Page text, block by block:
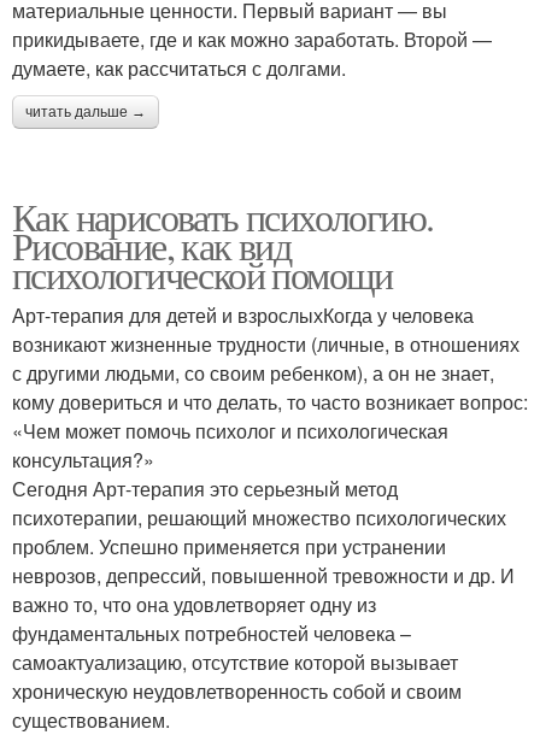
материальные ценности. Первый вариант — вы
прикидываете, где и как можно заработать. Второй —
думаете, как рассчитаться с долгами.
читать дальше →
Как нарисовать психологию.
Рисование, как вид
психологической помощи
Арт-терапия для детей и взрослыхКогда у человека
возникают жизненные трудности (личные, в отношениях
с другими людьми, со своим ребенком), а он не знает,
кому довериться и что делать, то часто возникает вопрос:
«Чем может помочь психолог и психологическая
консультация?»
Сегодня Арт-терапия это серьезный метод
психотерапии, решающий множество психологических
проблем. Успешно применяется при устранении
неврозов, депрессий, повышенной тревожности и др. И
важно то, что она удовлетворяет одну из
фундаментальных потребностей человека –
самоактуализацию, отсутствие которой вызывает
хроническую неудовлетворенность собой и своим
существованием.